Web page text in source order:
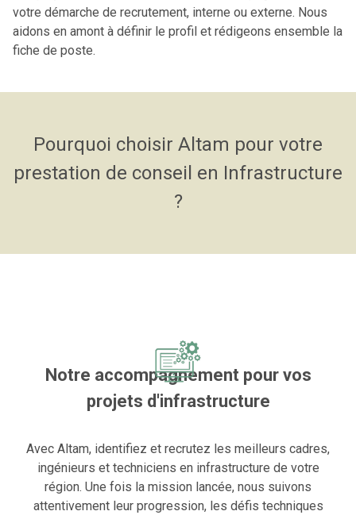
votre démarche de recrutement, interne ou externe. Nous
aidons en amont à définir le profil et rédigeons ensemble la
fiche de poste.
Pourquoi choisir Altam pour votre
prestation de conseil en Infrastructure
?
Notre accompagnement pour vos
projets d'infrastructure
Avec Altam, identifiez et recrutez les meilleurs cadres,
ingénieurs et techniciens en infrastructure de votre
région. Une fois la mission lancée, nous suivons
attentivement leur progression, les défis techniques